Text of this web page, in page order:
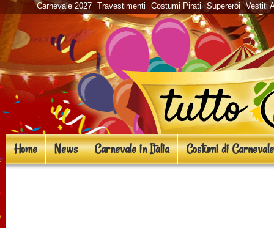
Carnevale 2027 Travestimenti Costumi Pirati Supereroi Vestiti
Home News Carnevale in Italia Costumi di Carnevale